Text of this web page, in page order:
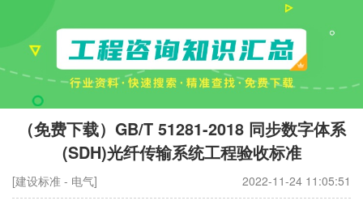
（免费下载）GB/T 51281-2018 同步数字体系
(SDH)光纤传输系统工程验收标准
[建设标准 - 电气] 2022-11-24 11:05:51